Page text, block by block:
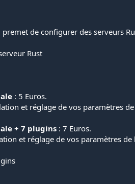
premet de configurer des serveurs
Rust
: 5 Euros.
et réglage de vos paramètres de
+ 7 plugins : 7 Euros.
et réglage de vos paramètres